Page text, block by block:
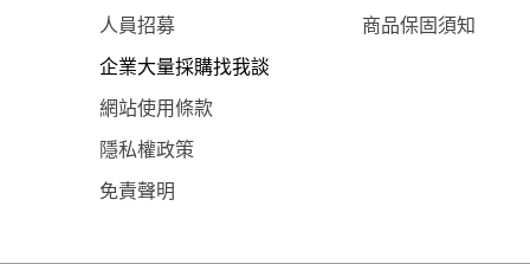
人員招募 商品保固須知
企業大量採購找我談
網站使用條款
隱私權政策
免責聲明